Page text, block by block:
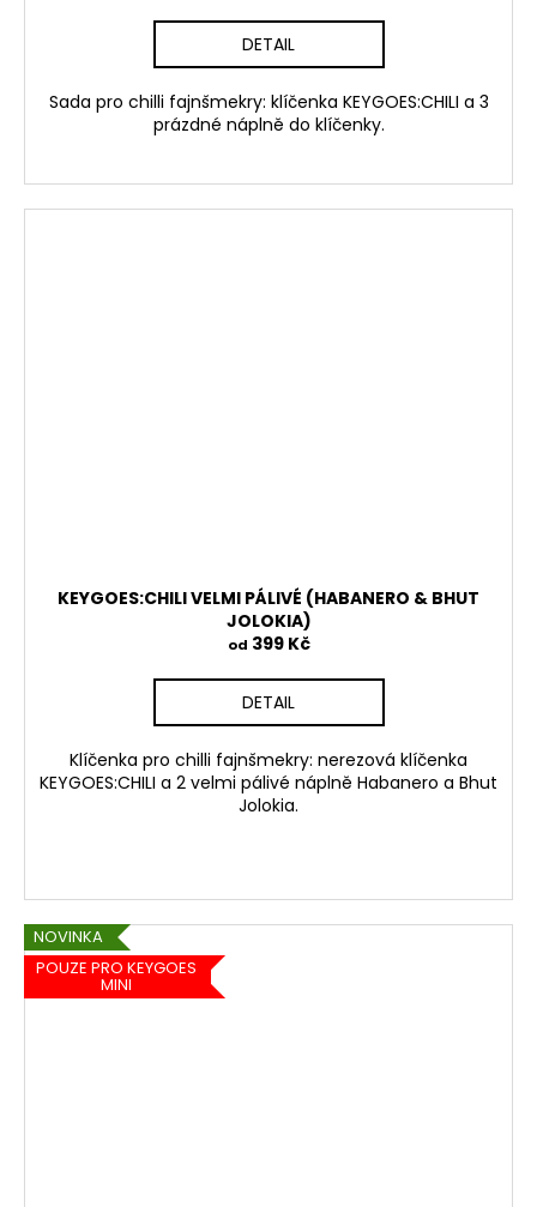
DETAIL
Sada pro chilli fajnšmekry: klíčenka KEYGOES:CHILI a 3
prázdné náplně do klíčenky.
KEYGOES:CHILI VELMI PÁLIVÉ (HABANERO & BHUT
JOLOKIA)
od 399 Kč
DETAIL
Klíčenka pro chilli fajnšmekry: nerezová klíčenka
KEYGOES:CHILI a 2 velmi pálivé náplně Habanero a Bhut
Jolokia.
NOVINKA
POUZE PRO KEYGOES
MINI